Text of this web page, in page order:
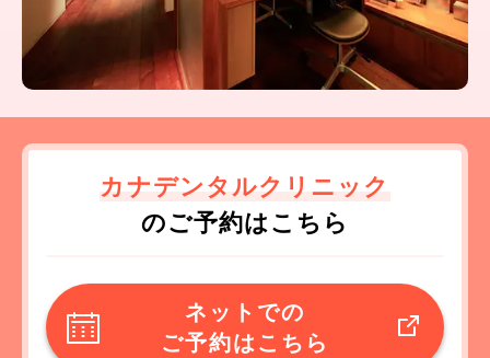
カナデンタルクリニック
のご予約はこちら
ネットでの
ご予約はこちら